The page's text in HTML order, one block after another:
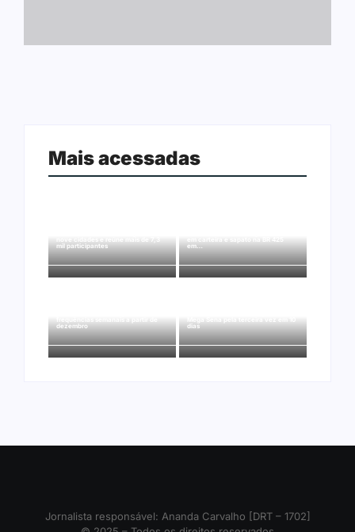
Mais acessadas
mil participantes
em…
frequências semanais a partir de
dezembro
Mega Sena pela terceira vez em 10
dias
Jornalista responsável: Ananda Carvalho [DRT – 1702]